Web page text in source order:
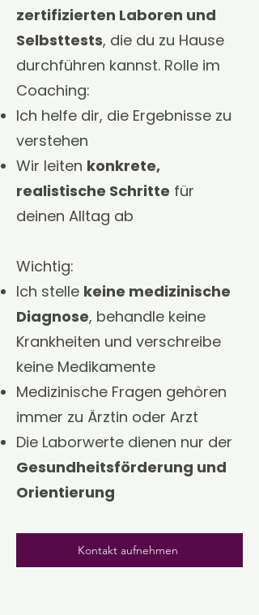
zertifizierten Laboren und
Selbsttests, die du zu Hause
durchführen kannst. Rolle im
Coaching:
Ich helfe dir, die Ergebnisse zu
verstehen
Wir leiten konkrete,
realistische Schritte für
deinen Alltag ab
Wichtig:
Ich stelle keine medizinische
Diagnose, behandle keine
Krankheiten und verschreibe
keine Medikamente
Medizinische Fragen gehören
immer zu Ärztin oder Arzt
Die Laborwerte dienen nur der
Gesundheitsförderung und
Orientierung
Kontakt aufnehmen